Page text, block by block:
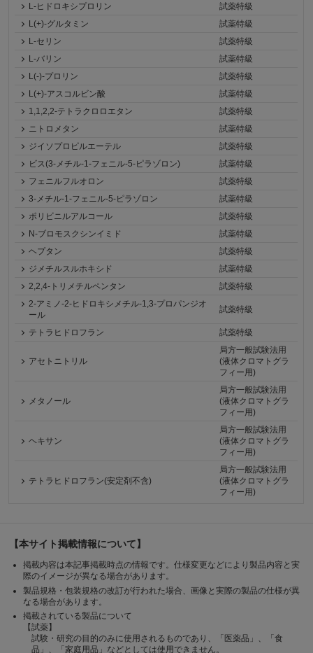
L-ヒドロキシプロリン
試薬特級
L(+)-グルタミン
試薬特級
L-セリン
試薬特級
L-バリン
試薬特級
L(-)-プロリン
試薬特級
L(+)-アスコルビン酸
試薬特級
1,1,2,2-テトラクロロエタン
試薬特級
ニトロメタン
試薬特級
ジイソプロピルエーテル
試薬特級
ビス(3-メチル-1-フェニル-5-ピラゾロン)
試薬特級
フェニルフルオロン
試薬特級
3-メチル-1-フェニル-5-ピラゾロン
試薬特級
ポリビニルアルコール
試薬特級
N-ブロモスクシンイミド
試薬特級
ヘプタン
試薬特級
ジメチルスルホキシド
試薬特級
2,2,4-トリメチルペンタン
試薬特級
2-アミノ-2-ヒドロキシメチル-1,3-プロパンジオ
ール
試薬特級
テトラヒドロフラン 試薬特級
アセトニトリル
局方一般試験法用
(液体クロマトグラ
フィー用)
メタノール
局方一般試験法用
(液体クロマトグラ
フィー用)
ヘキサン
局方一般試験法用
(液体クロマトグラ
フィー用)
テトラヒドロフラン(安定剤不含)
局方一般試験法用
(液体クロマトグラ
フィー用)
【本サイト掲載情報について】
掲載内容は本記事掲載時点の情報です。仕様変更などにより製品内容と実
際のイメージが異なる場合があります。
製品規格・包装規格の改訂が行われた場合、画像と実際の製品の仕様が異
なる場合があります。
掲載されている製品について
【試薬】
試験・研究の目的のみに使用されるものであり、「医薬品」、「食
品」、「家庭用品」などとしては使用できません。